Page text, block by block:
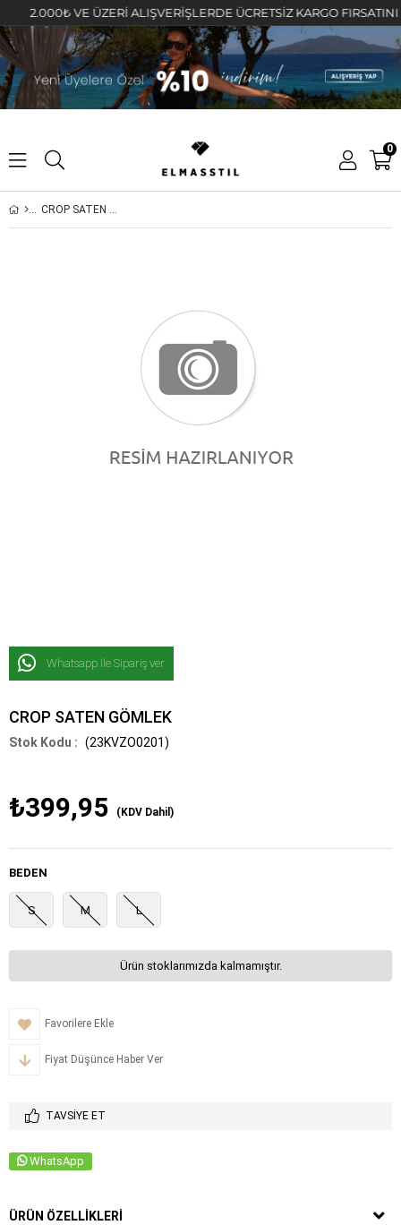
2.000₺ VE ÜZERİ ALIŞVERİŞLERDE ÜCRETSİZ KARGO FIRSATINI
0
CROP SATEN GÖMLEK
Whatsapp İle Sipariş ver
CROP SATEN GÖMLEK
(23KVZO0201)
₺399,95 (KDV Dahil)
BEDEN
S M L
Ürün stoklarımızda kalmamıştır.
Favorilere Ekle
Fiyat Düşünce Haber Ver
TAVSIYE ET
WhatsApp
ÜRÜN ÖZELLIKLERI